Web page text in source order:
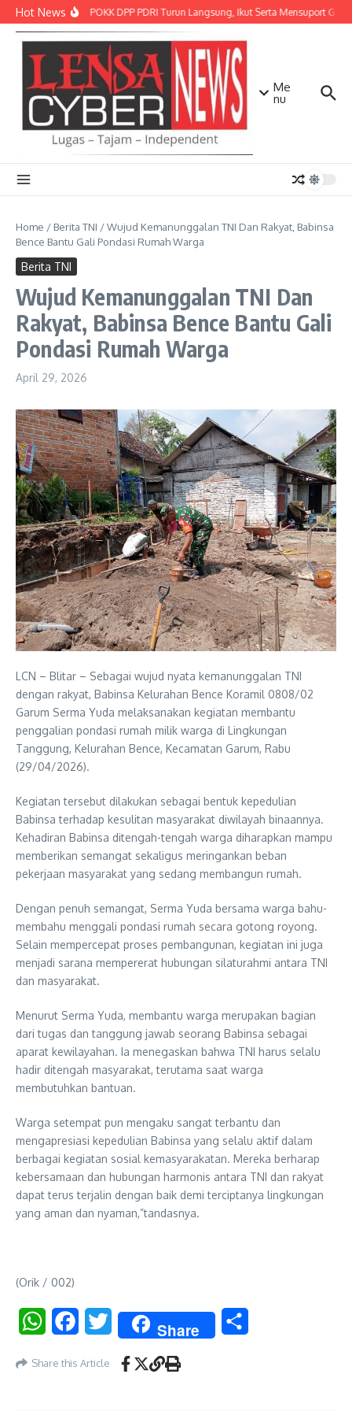
Lewati ke konten
Hot NewsKepala BPOKK DPP PDRI Turun Langsung, Ikut Serta Mensuport
Me
nu
Home / Berita TNI /Wujud Kemanunggalan TNI Dan Rakyat, Babinsa
Bence Bantu Gali Pondasi Rumah Warga
Berita TNI
Wujud Kemanunggalan TNI Dan
Rakyat, Babinsa Bence Bantu Gali
Pondasi Rumah Warga
April 29, 2026
LCN – Blitar – Sebagai wujud nyata kemanunggalan TNI
dengan rakyat, Babinsa Kelurahan Bence Koramil 0808/02
Garum Serma Yuda melaksanakan kegiatan membantu
penggalian pondasi rumah milik warga di Lingkungan
Tanggung, Kelurahan Bence, Kecamatan Garum, Rabu
(29/04/2026).
Kegiatan tersebut dilakukan sebagai bentuk kepedulian
Babinsa terhadap kesulitan masyarakat diwilayah binaannya.
Kehadiran Babinsa ditengah-tengah warga diharapkan mampu
memberikan semangat sekaligus meringankan beban
pekerjaan masyarakat yang sedang membangun rumah.
Dengan penuh semangat, Serma Yuda bersama warga bahu-
membahu menggali pondasi rumah secara gotong royong.
Selain mempercepat proses pembangunan, kegiatan ini juga
menjadi sarana mempererat hubungan silaturahmi antara TNI
dan masyarakat.
Menurut Serma Yuda, membantu warga merupakan bagian
dari tugas dan tanggung jawab seorang Babinsa sebagai
aparat kewilayahan. Ia menegaskan bahwa TNI harus selalu
hadir ditengah masyarakat, terutama saat warga
membutuhkan bantuan.
Warga setempat pun mengaku sangat terbantu dan
mengapresiasi kepedulian Babinsa yang selalu aktif dalam
berbagai kegiatan sosial kemasyarakatan. Mereka berharap
kebersamaan dan hubungan harmonis antara TNI dan rakyat
dapat terus terjalin dengan baik demi terciptanya lingkungan
yang aman dan nyaman,”tandasnya.
(Orik / 002)
WhatsAppFacebookTwitter Share
Share this Article